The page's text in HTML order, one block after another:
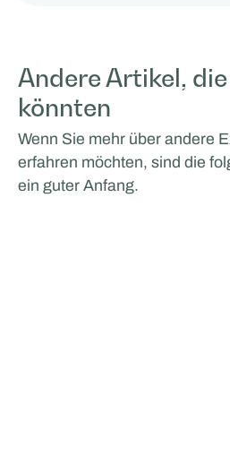
Andere Artikel,
könnten
Wenn Sie mehr über andere
erfahren möchten, sind die
ein guter Anfang.